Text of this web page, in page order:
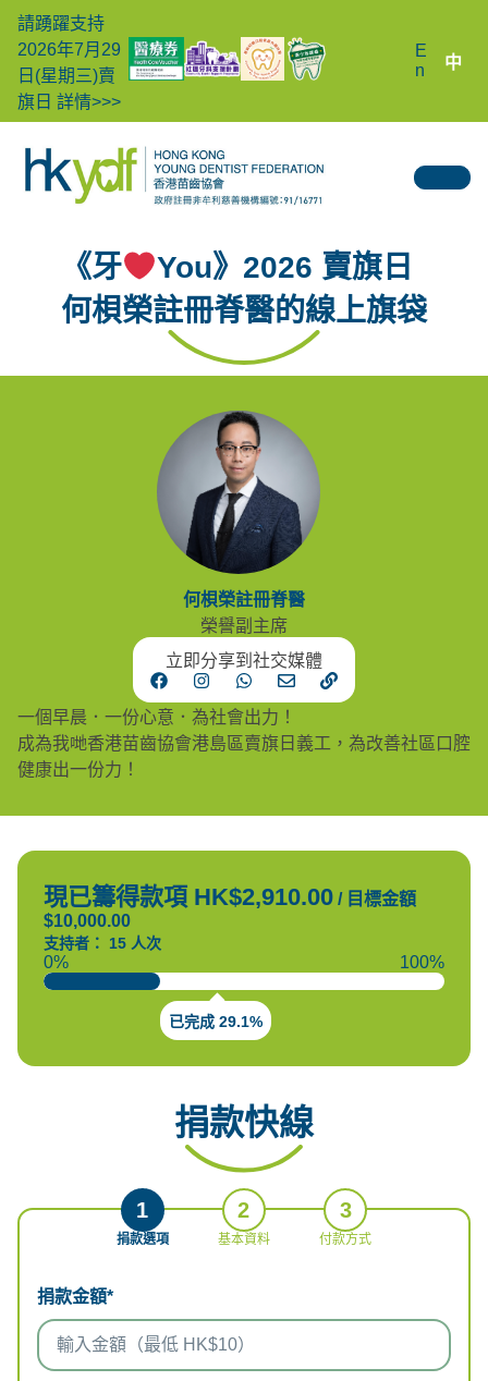
請踴躍支持
2026年7月29
日(星期三)賣
旗日 詳情>>>
E
n
中
《牙
You》2026 賣旗日
何梖榮註冊脊醫的線上旗袋
何梖榮註冊脊醫
榮譽副主席
立即分享到社交媒體
一個早晨．一份心意．為社會出力！
成為我哋香港苗齒協會港島區賣旗日義工，為改善社區口腔
健康出一份力！
現已籌得款項 HK$2,910.00 / 目標金額
$10,000.00
支持者： 15 人次
0% 100%
已完成 29.1%
捐款快線
1
捐款選項
2
基本資料
3
付款方式
捐款金額*